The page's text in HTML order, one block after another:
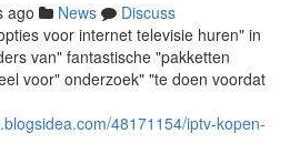
ago News
Discuss
voor internet televisie huren" in
van" fantastische "pakketten
voor" onderzoek" "te doen voordat
48171154/iptv-kopen-